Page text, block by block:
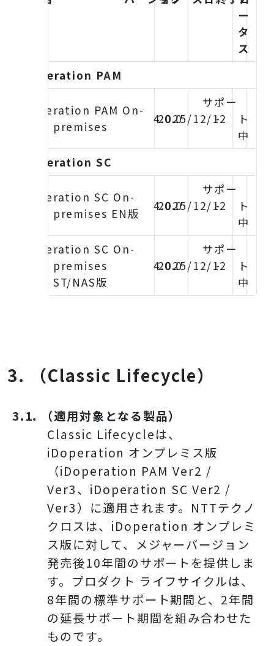
ー
タ
ス
iDoperation PAM
iDoperation PAM On-
premises
4.0.0
2025/12/12
サポー
ト
中
-
iDoperation SC
iDoperation SC On-
premises EN版
4.0.0
2025/12/12
サポー
ト
中
-
iDoperation SC On-
premises
ST/NAS版
4.0.0
2025/12/12
サポー
ト
中
-
3. （Classic Lifecycle）
3.1. （適用対象となる製品）
Classic Lifecycleは、
iDoperation オンプレミス版
（iDoperation PAM Ver2 /
Ver3、iDoperation SC Ver2 /
Ver3）に適用されます。NTTテクノ
クロスは、iDoperation オンプレミ
ス版に対して、メジャーバージョン
発売後10年間のサポートを提供しま
す。プロダクト ライフサイクルは、
8年間の標準サポート期間と、2年間
の延長サポート期間を組み合わせた
ものです。